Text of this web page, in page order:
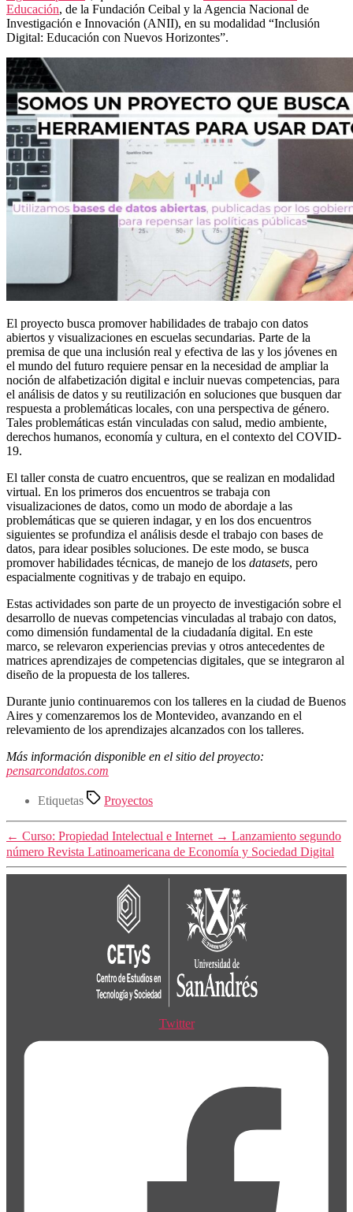
Educación, de la Fundación Ceibal y la Agencia Nacional de
Investigación e Innovación (ANII), en su modalidad “Inclusión
Digital: Educación con Nuevos Horizontes”.
El proyecto busca promover habilidades de trabajo con datos
abiertos y visualizaciones en escuelas secundarias. Parte de la
premisa de que una inclusión real y efectiva de las y los jóvenes en
el mundo del futuro requiere pensar en la necesidad de ampliar la
noción de alfabetización digital e incluir nuevas competencias, para
el análisis de datos y su reutilización en soluciones que busquen dar
respuesta a problemáticas locales, con una perspectiva de género.
Tales problemáticas están vinculadas con salud, medio ambiente,
derechos humanos, economía y cultura, en el contexto del COVID-
19.
El taller consta de cuatro encuentros, que se realizan en modalidad
virtual. En los primeros dos encuentros se trabaja con
visualizaciones de datos, como un modo de abordaje a las
problemáticas que se quieren indagar, y en los dos encuentros
siguientes se profundiza el análisis desde el trabajo con bases de
datos, para idear posibles soluciones. De este modo, se busca
promover habilidades técnicas, de manejo de los datasets, pero
espacialmente cognitivas y de trabajo en equipo.
Estas actividades son parte de un proyecto de investigación sobre el
desarrollo de nuevas competencias vinculadas al trabajo con datos,
como dimensión fundamental de la ciudadanía digital. En este
marco, se relevaron experiencias previas y otros antecedentes de
matrices aprendizajes de competencias digitales, que se integraron al
diseño de la propuesta de los talleres.
Durante junio continuaremos con los talleres en la ciudad de Buenos
Aires y comenzaremos los de Montevideo, avanzando en el
relevamiento de los aprendizajes alcanzados con los talleres.
Más información disponible en el sitio del proyecto:
pensarcondatos.com
Etiquetas Proyectos
← Curso: Propiedad Intelectual e Internet → Lanzamiento segundo
número Revista Latinoamericana de Economía y Sociedad Digital
Twitter